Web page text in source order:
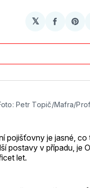
𝕏
Sdílet
Petr Topič/Mafra/
pojišťovny je jasné, co
postavy v případu, je
let.